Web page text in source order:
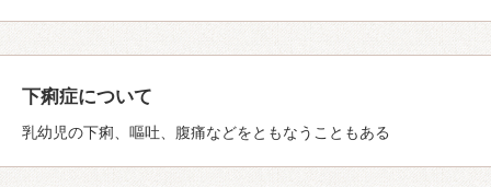
下痢症について
乳幼児の下痢、嘔吐、腹痛などをともなうこともある